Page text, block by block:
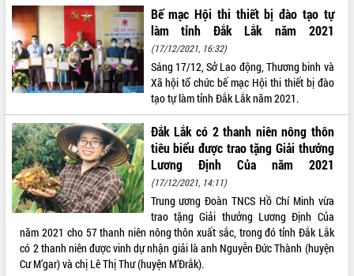
văn hóa, thể thao đáp ứng yêu cầu
phát triển mới
Thường trực HĐND tỉnh Đắk Lắk gặp
mặt Đoàn chuyên gia y tế TP. Hồ Chí
Minh
Lễ truy điệu và an táng hài cốt liệt sĩ
tại Nghĩa trang Liệt sĩ xã Sơn Hòa
Bàn giải pháp tháo gỡ khó khăn trong
xuất khẩu sầu riêng và triển khai quy
định EUDR
Thứ trưởng Bộ Nông nghiệp và Môi
trường Nguyễn Hoàng Hiệp khảo sát
vùng trồng và doanh nghiệp đóng gói
sầu riêng tại Đắk Lắk
Trình diễn nghệ thuật chế biến các
món ăn từ sầu riêng
LIÊN KẾT WEB
THỐNG KÊ TRUY CẬP
Hôm nay: 32582
Tất cả: 66077905
Bế mạc Hội thi thiết bị đào tạo tự
làm tỉnh Đắk Lắk năm 2021
(17/12/2021, 16:32)
Sáng 17/12, Sở Lao động, Thương binh và
Xã hội tổ chức bế mạc Hội thi thiết bị đào
tạo tự làm tỉnh Đắk Lắk năm 2021.
Đắk Lắk có 2 thanh niên nông thôn
tiêu biểu được trao tặng Giải thưởng
Lương Định Của năm 2021
(17/12/2021, 14:11)
Trung ương Đoàn TNCS Hồ Chí Minh vừa
trao tặng Giải thưởng Lương Định Của
năm 2021 cho 57 thanh niên nông thôn xuất sắc, trong đó tỉnh Đắk Lắk
có 2 thanh niên được vinh dự nhận giải là anh Nguyễn Đức Thành (huyện
Cư M’gar) và chị Lê Thị Thư (huyện M’Đrắk).